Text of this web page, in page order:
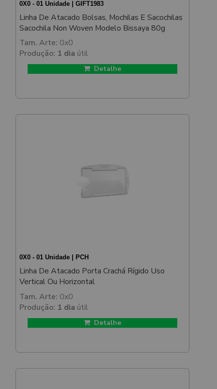
0X0 - 01 Unidade | GIFT1983
Linha De Atacado Bolsas, Mochilas E Sacochilas
Sacochila Non Woven Modelo Bissaya 80g
Tam. Arte: 0x0
Produção: 1 dia útil
Detalhe
0X0 - 01 Unidade | PCH
Linha De Atacado Porta Crachá Rígido Uso
Vertical Ou Horizontal
Tam. Arte: 0x0
Produção: 1 dia útil
Detalhe